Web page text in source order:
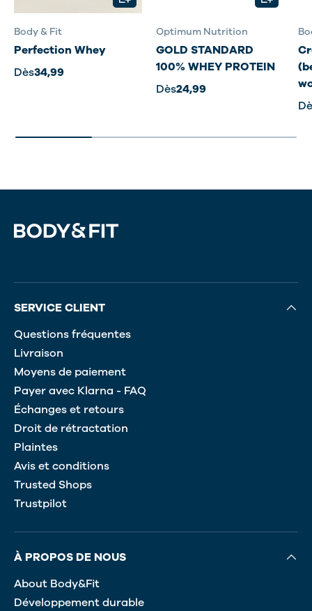
Body & Fit
Perfection Whey
Dès34,99
Optimum Nutrition
GOLD STANDARD
100% WHEY PROTEIN
Dès24,99
SERVICE CLIENT
Questions fréquentes
Livraison
Moyens de paiement
Payer avec Klarna - FAQ
Échanges et retours
Droit de rétractation
Plaintes
Avis et conditions
Trusted Shops
Trustpilot
À PROPOS DE NOUS
About Body&Fit
Développement durable